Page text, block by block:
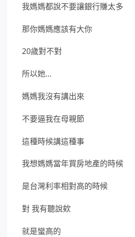
我媽媽都說不要讓銀行賺太多
那你媽媽應該有大你
20歲對不對
所以她…
媽媽我沒有講出來
不要逼我在母親節
這種時候講這種事
我想媽媽當年買房地產的時候
是台灣利率相對高的時候
對 我有聽說欸
就是蠻高的